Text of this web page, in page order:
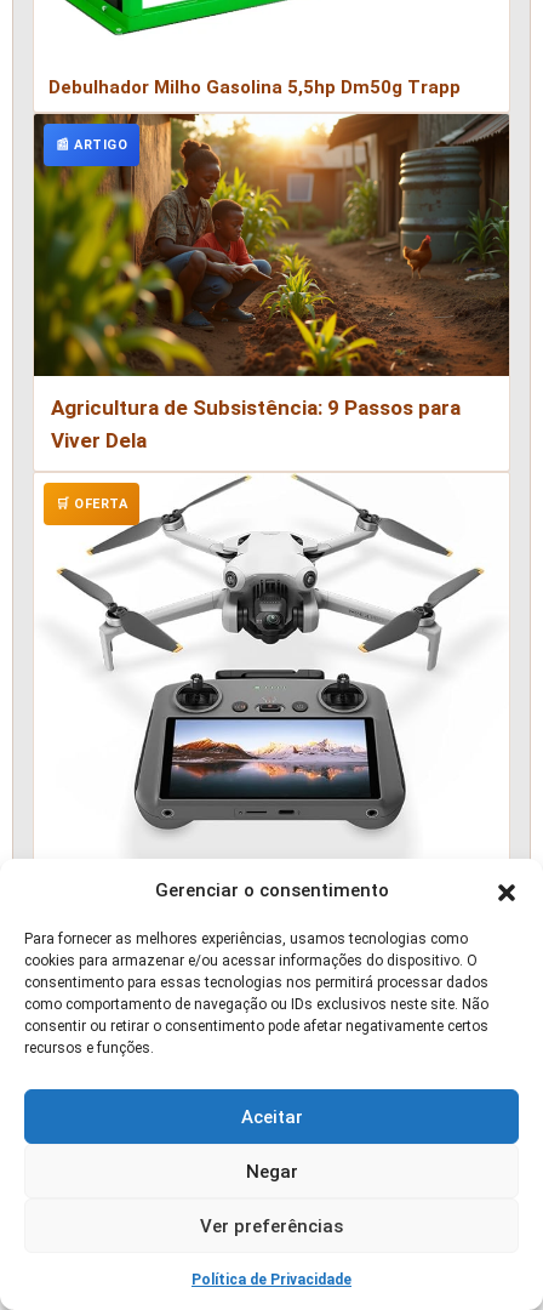
Gerenciar o consentimento
Para fornecer as melhores experiências, usamos tecnologias como
cookies para armazenar e/ou acessar informações do dispositivo. O
consentimento para essas tecnologias nos permitirá processar dados
como comportamento de navegação ou IDs exclusivos neste site. Não
consentir ou retirar o consentimento pode afetar negativamente certos
recursos e funções.
Aceitar
Negar
Ver preferências
Política de Privacidade
Debulhador Milho Gasolina 5,5hp Dm50g Trapp
📰 ARTIGO
Agricultura de Subsistência: 9 Passos para
Viver Dela
🛒 OFERTA
Dji042
📰 ARTIGO
Varanda Pequena